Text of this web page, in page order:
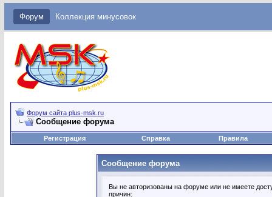
Форум Коллекция минусовок
Форум сайта plus-msk.ru
Сообщение форума
Регистрация Справка Правила
Сообщение форума
Вы не авторизованы на форуме или не имеете
причин: